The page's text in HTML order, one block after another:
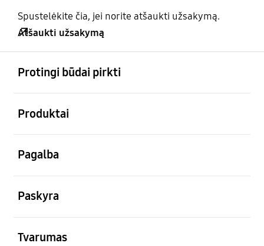
Spustelėkite čia, jei norite atšaukti užsakymą.
Atšaukti užsakymą
Protingi būdai pirkti
Produktai
Pagalba
Paskyra
Tvarumas